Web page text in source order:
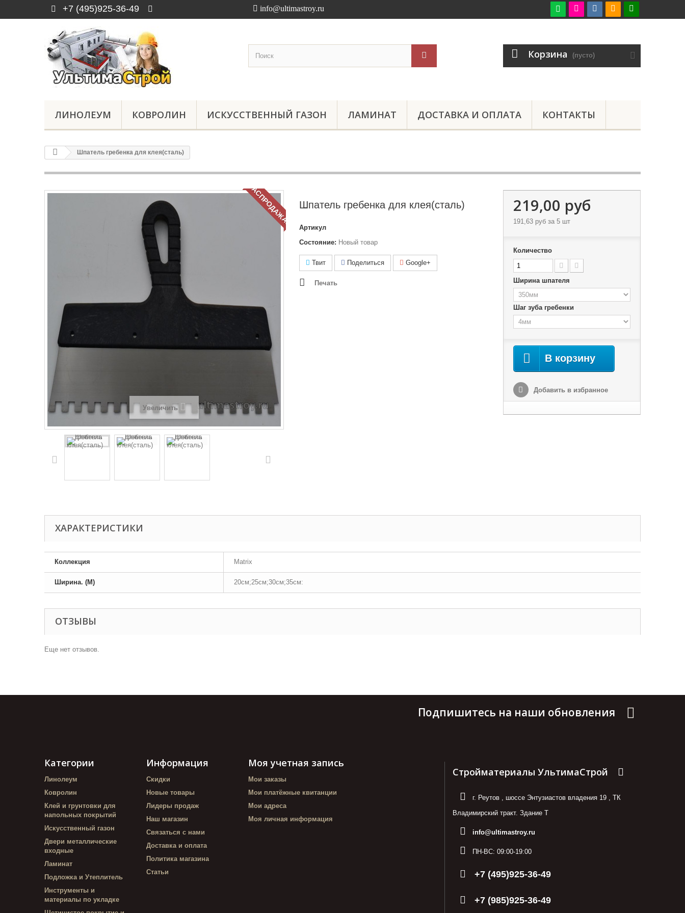
+7 (495)925-36-49 
info@ultimastroy.ru
Корзина (пусто)
ЛИНОЛЕУМ КОВРОЛИН ИСКУССТВЕННЫЙ ГАЗОН ЛАМИНАТ ДОСТАВКА И ОПЛАТА КОНТАКТЫ
Шпатель гребенка для клея(сталь)
РАСПРОДАЖА!
Увеличить
Шпатель гребенка для клея(сталь)
Артикул
Состояние: Новый товар
Твит Поделиться Google+
Печать
219,00 руб
191,63 рубза 5 шт
Количество
Ширина шпателя
Шаг зуба гребенки
В корзину
Добавить в избранное
ХАРАКТЕРИСТИКИ
Коллекция Matrix
Ширина. (М) 20см;25см;30см;35см:
ОТЗЫВЫ
Еще нет отзывов.
Подпишитесь на наши обновления
Категории
Линолеум
Ковролин
Клей и грунтовки для
напольных покрытий
Искусственный газон
Двери металлические
входные
Ламинат
Подложка и Утеплитель
Инструменты и
материалы по укладке
Информация
Скидки
Новые товары
Лидеры продаж
Наш магазин
Связаться с нами
Доставка и оплата
Политика магазина
Статьи
Моя учетная запись
Мои заказы
Мои платёжные квитанции
Мои адреса
Моя личная информация
Стройматериалы УльтимаСтрой
г. Реутов, шоссе Энтузиастов владения 19, ТК
Владимирский тракт. Здание Т
info@ultimastroy.ru
ПН-ВС: 09:00-19:00
+7 (495)925-36-49
+7 (985)925-36-49